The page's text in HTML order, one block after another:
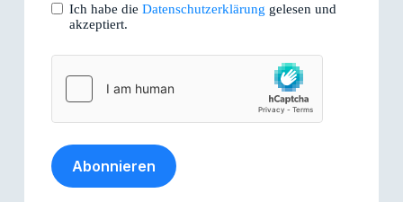
Ich habe die Datenschutzerklärung gelesen und
akzeptiert.
Abonnieren